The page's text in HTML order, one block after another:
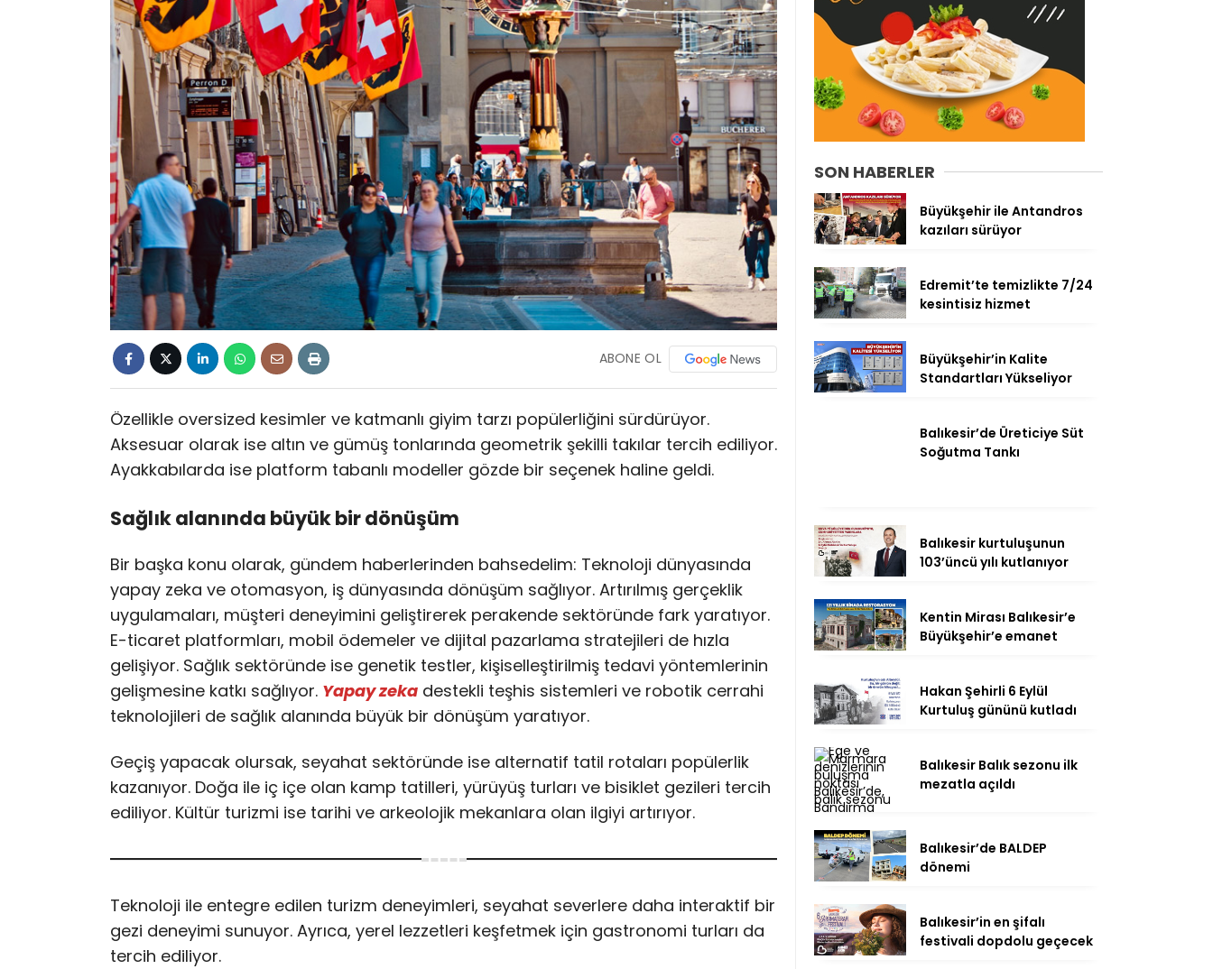
ABONE OL
Özellikle oversized kesimler ve katmanlı giyim tarzı popülerliğini sürdürüyor.
Aksesuar olarak ise altın ve gümüş tonlarında geometrik şekilli takılar tercih ediliyor.
Ayakkabılarda ise platform tabanlı modeller gözde bir seçenek haline geldi.
Sağlık alanında büyük bir dönüşüm
Bir başka konu olarak, gündem haberlerinden bahsedelim: Teknoloji dünyasında
yapay zeka ve otomasyon, iş dünyasında dönüşüm sağlıyor. Artırılmış gerçeklik
uygulamaları, müşteri deneyimini geliştirerek perakende sektöründe fark yaratıyor.
E-ticaret platformları, mobil ödemeler ve dijital pazarlama stratejileri de hızla
gelişiyor. Sağlık sektöründe ise genetik testler, kişiselleştirilmiş tedavi yöntemlerinin
gelişmesine katkı sağlıyor. Yapay zeka destekli teşhis sistemleri ve robotik cerrahi
teknolojileri de sağlık alanında büyük bir dönüşüm yaratıyor.
Geçiş yapacak olursak, seyahat sektöründe ise alternatif tatil rotaları popülerlik
kazanıyor. Doğa ile iç içe olan kamp tatilleri, yürüyüş turları ve bisiklet gezileri tercih
ediliyor. Kültür turizmi ise tarihi ve arkeolojik mekanlara olan ilgiyi artırıyor.
Teknoloji ile entegre edilen turizm deneyimleri, seyahat severlere daha interaktif bir
gezi deneyimi sunuyor. Ayrıca, yerel lezzetleri keşfetmek için gastronomi turları da
tercih ediliyor.
SON HABERLER
Büyükşehir ile Antandros
kazıları sürüyor
Edremit’te temizlikte 7/24
kesintisiz hizmet
Büyükşehir’in Kalite
Standartları Yükseliyor
Balıkesir’de Üreticiye Süt
Soğutma Tankı
Balıkesir kurtuluşunun
103’üncü yılı kutlanıyor
Kentin Mirası Balıkesir’e
Büyükşehir’e emanet
Hakan Şehirli 6 Eylül
Kurtuluş gününü kutladı
Balıkesir Balık sezonu ilk
mezatla açıldı
Balıkesir’de BALDEP
dönemi
Balıkesir’in en şifalı
festivali dopdolu geçecek